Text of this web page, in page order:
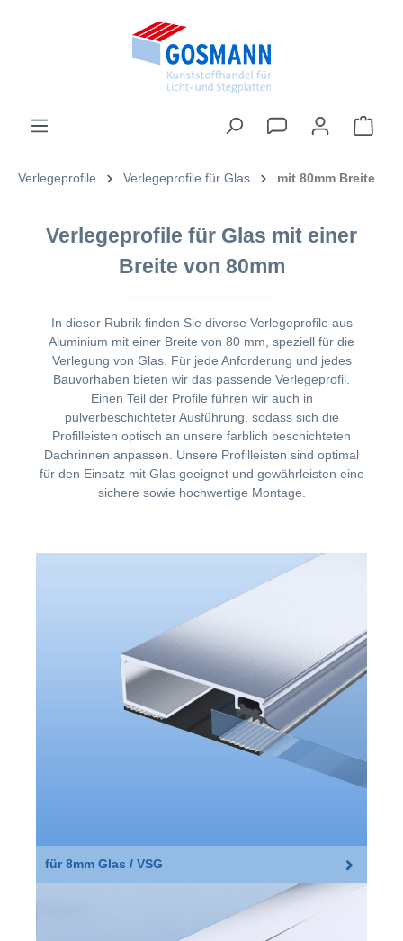
Verlegeprofile Verlegeprofile für Glas mit 80mm Breite
Verlegeprofile für Glas mit einer
Breite von 80mm
In dieser Rubrik finden Sie diverse Verlegeprofile aus
Aluminium mit einer Breite von 80 mm, speziell für die
Verlegung von Glas. Für jede Anforderung und jedes
Bauvorhaben bieten wir das passende Verlegeprofil.
Einen Teil der Profile führen wir auch in
pulverbeschichteter Ausführung, sodass sich die
Profilleisten optisch an unsere farblich beschichteten
Dachrinnen anpassen. Unsere Profilleisten sind optimal
für den Einsatz mit Glas geeignet und gewährleisten eine
sichere sowie hochwertige Montage.
für 8mm Glas / VSG